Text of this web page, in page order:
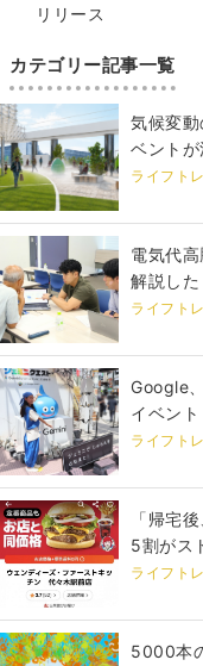
リリース
カテゴリー記事一覧
気候変
ベント
ライフト
電気代
解説し
ライフト
Google
イベン
ライフト
「帰宅
5割がス
ライフト
5000本